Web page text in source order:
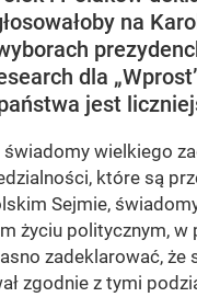
na
dla
jest
wielkiego
które są
Sejmie,
życiu politycznym, w
zadeklarować, że
zgodnie z tymi